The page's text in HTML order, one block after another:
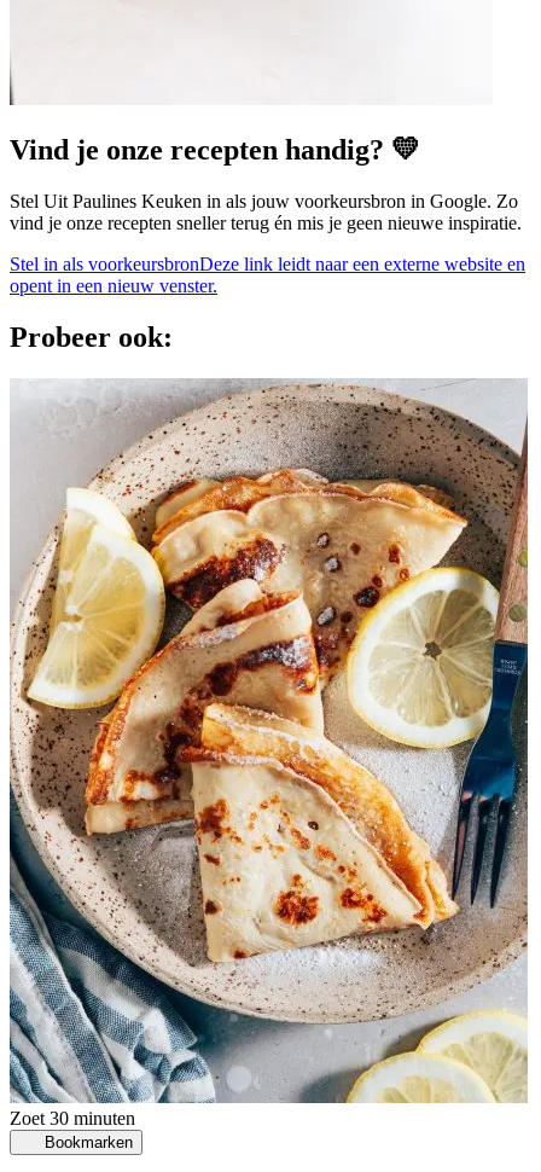
Vind je onze recepten handig? 💛
Stel Uit Paulines Keuken in als jouw voorkeursbron in Google. Zo
vind je onze recepten sneller terug én mis je geen nieuwe inspiratie.
Stel in als voorkeursbronDeze link leidt naar een externe website en
opent in een nieuw venster.
Probeer ook:
Zoet 30 minuten
Bookmarken